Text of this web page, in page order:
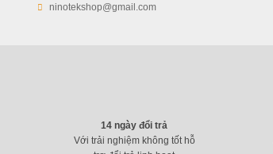
ninotekshop@gmail.com
14 ngày đổi trả
Với trải nghiệm không tốt hỗ